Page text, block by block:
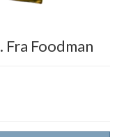
Foodman